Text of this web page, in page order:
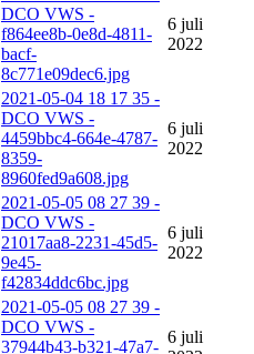
DCO VWS -
f864ee8b-0e8d-4811-
bacf-
8c771e09dec6.jpg
6 juli
2022
2021-05-04 18 17 35 -
DCO VWS -
4459bbc4-664e-4787-
8359-
8960fed9a608.jpg
6 juli
2022
2021-05-05 08 27 39 -
DCO VWS -
21017aa8-2231-45d5-
9e45-
f42834ddc6bc.jpg
6 juli
2022
2021-05-05 08 27 39 -
DCO VWS -
37944b43-b321-47a7-
6 juli